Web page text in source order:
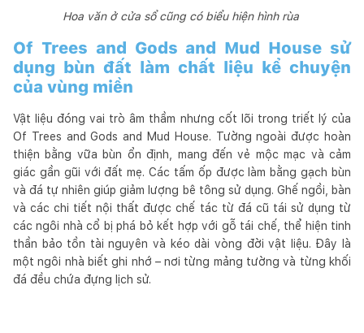
Hoa văn ở cửa sổ cũng có biểu hiện hình rùa
Of Trees and Gods and Mud House sử
dụng bùn đất làm chất liệu kể chuyện
của vùng miền
Vật liệu đóng vai trò âm thầm nhưng cốt lõi trong triết lý của
Of Trees and Gods and Mud House. Tường ngoài được hoàn
thiện bằng vữa bùn ổn định, mang đến vẻ mộc mạc và cảm
giác gần gũi với đất mẹ. Các tấm ốp được làm bằng gạch bùn
và đá tự nhiên giúp giảm lượng bê tông sử dụng. Ghế ngồi, bàn
và các chi tiết nội thất được chế tác từ đá cũ tái sử dụng từ
các ngôi nhà cổ bị phá bỏ kết hợp với gỗ tái chế, thể hiện tinh
thần bảo tồn tài nguyên và kéo dài vòng đời vật liệu. Đây là
một ngôi nhà biết ghi nhớ – nơi từng mảng tường và từng khối
đá đều chứa đựng lịch sử.